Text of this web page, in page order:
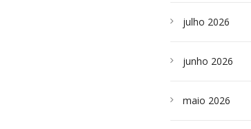
julho 2026
junho 2026
maio 2026